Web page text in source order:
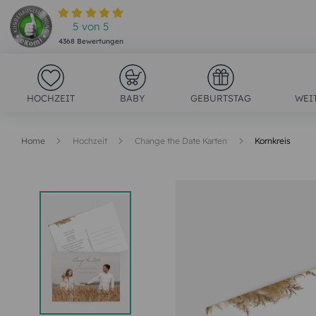
5 von 5
4368Bewertungen
HOCHZEIT BABY GEBURTSTAG
Home Hochzeit Change the Date Karten Kornkreis